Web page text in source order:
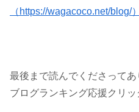
（https://wagacoco.net/blog/）
最後まで読んでくださってあ
ブログランキング応援クリッ